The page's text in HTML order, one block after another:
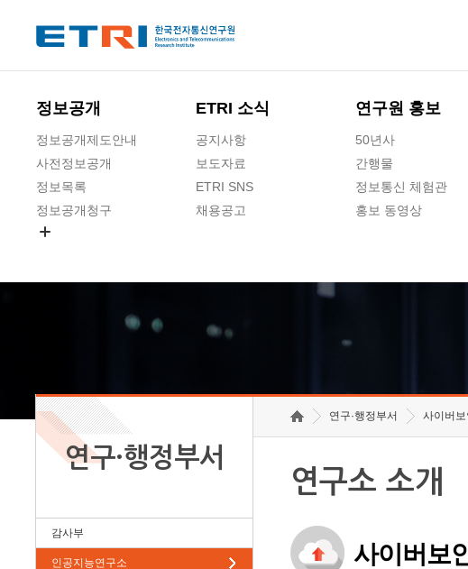
정보공개
정보공개제도안내
사전정보공개
정보목록
정보공개청구
ETRI 소식
공지사항
보도자료
ETRI SNS
채용공고
연구원 홍보
50년사
간행물
정보통신 체험관
홍보 동영상
연구·행정부서
감사부
인공지능연구소
연구·행정부서 사이버
연구소 소개
사이버보